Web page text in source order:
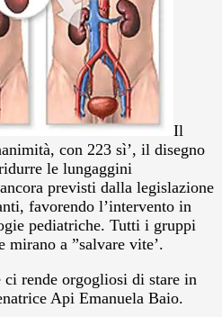
Il
con 223 sì’, il disegno
le lungaggini
previsti dalla legislazione
favorendo l’intervento in
pediatriche. Tutti i gruppi
mirano a ”salvare vite’.
ci rende orgogliosi di stare in
Api Emanuela Baio.